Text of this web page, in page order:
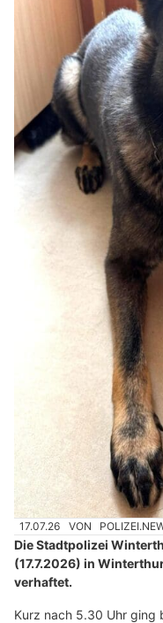
17.07.26 VON
Die Stadtpolizei
(17.7.2026) in
verhaftet.
Kurz nach 5.30 Uhr ging